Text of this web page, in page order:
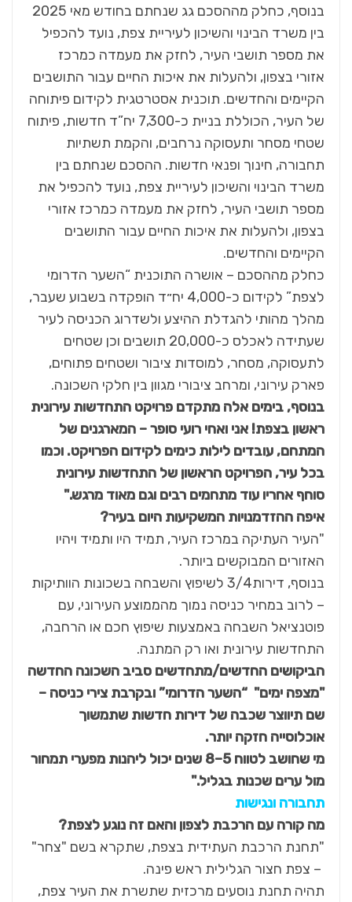
בנוסף, כחלק מההסכם גג שנחתם בחודש מאי 2025
בין משרד הבינוי והשיכון לעיריית צפת, נועד להכפיל
את מספר תושבי העיר, לחזק את מעמדה כמרכז
אזורי בצפון, ולהעלות את איכות החיים עבור התושבים
הקיימים והחדשים. תוכנית אסטרטגית לקידום פיתוחה
של העיר, הכוללת בניית כ-7,300 יח”ד חדשות, פיתוח
שטחי מסחר ותעסוקה נרחבים, והקמת תשתיות
תחבורה, חינוך ופנאי חדשות. ההסכם שנחתם בין
משרד הבינוי והשיכון לעיריית צפת, נועד להכפיל את
מספר תושבי העיר, לחזק את מעמדה כמרכז אזורי
בצפון, ולהעלות את איכות החיים עבור התושבים
הקיימים והחדשים.
כחלק מההסכם – אושרה התוכנית “השער הדרומי
לצפת” לקידום כ-4,000 יח״ד הופקדה בשבוע שעבר,
מהלך מהותי להגדלת ההיצע ולשדרוג הכניסה לעיר
שעתידה לאכלס כ-20,000 תושבים וכן שטחים
לתעסוקה, מסחר, למוסדות ציבור ושטחים פתוחים,
פארק עירוני, ומרחב ציבורי מגוון בין חלקי השכונה.
בנוסף, בימים אלה מתקדם פרויקט התחדשות עירונית
ראשון בצפת! אני ואחי רועי סופר – המארגנים של
המתחם, עובדים לילות כימים לקידום הפרויקט. וכמו
בכל עיר, הפרויקט הראשון של התחדשות עירונית
סוחף אחריו עוד מתחמים רבים וגם מאוד מרגש.
"
איפה ההזדמנויות המשקיעות היום בעיר?
"העיר העתיקה במרכז העיר, תמיד היו ותמיד ויהיו
האזורים המבוקשים ביותר.
בנוסף, דירות3/4 לשיפוץ והשבחה בשכונות הוותיקות
– לרוב במחיר כניסה נמוך מהממוצע העירוני, עם
פוטנציאל השבחה באמצעות שיפוץ חכם או הרחבה,
התחדשות עירונית ואו רק המתנה.
הביקושים החדשים/מתחדשים סביב השכונה החדשה
"מצפה ימים" “השער הדרומי” ובקרבת צירי כניסה –
שם תיווצר שכבה של דירות חדשות שתמשוך
אוכלוסייה חזקה יותר.
מי שחושב לטווח 5–8 שנים יכול ליהנות מפערי תמחור
מול ערים שכנות בגליל."
תחבורה ונגישות
מה קורה עם הרכבת לצפון והאם זה נוגע לצפת?
"תחנת הרכבת העתידית בצפת, שתקרא בשם "צחר"
– צפת חצור הגלילית ראש פינה.
תהיה תחנת נוסעים מרכזית שתשרת את העיר צפת,